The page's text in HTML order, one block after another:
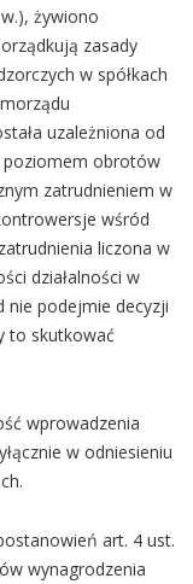
żywiono
zasady
w spółkach
uzależniona od
poziomem obrotów
zatrudnieniem w
wśród
liczona w
działalności w
nie podejmie decyzji
to skutkować
wprowadzenia
w odniesieniu
art. 4 ust.
wynagrodzenia